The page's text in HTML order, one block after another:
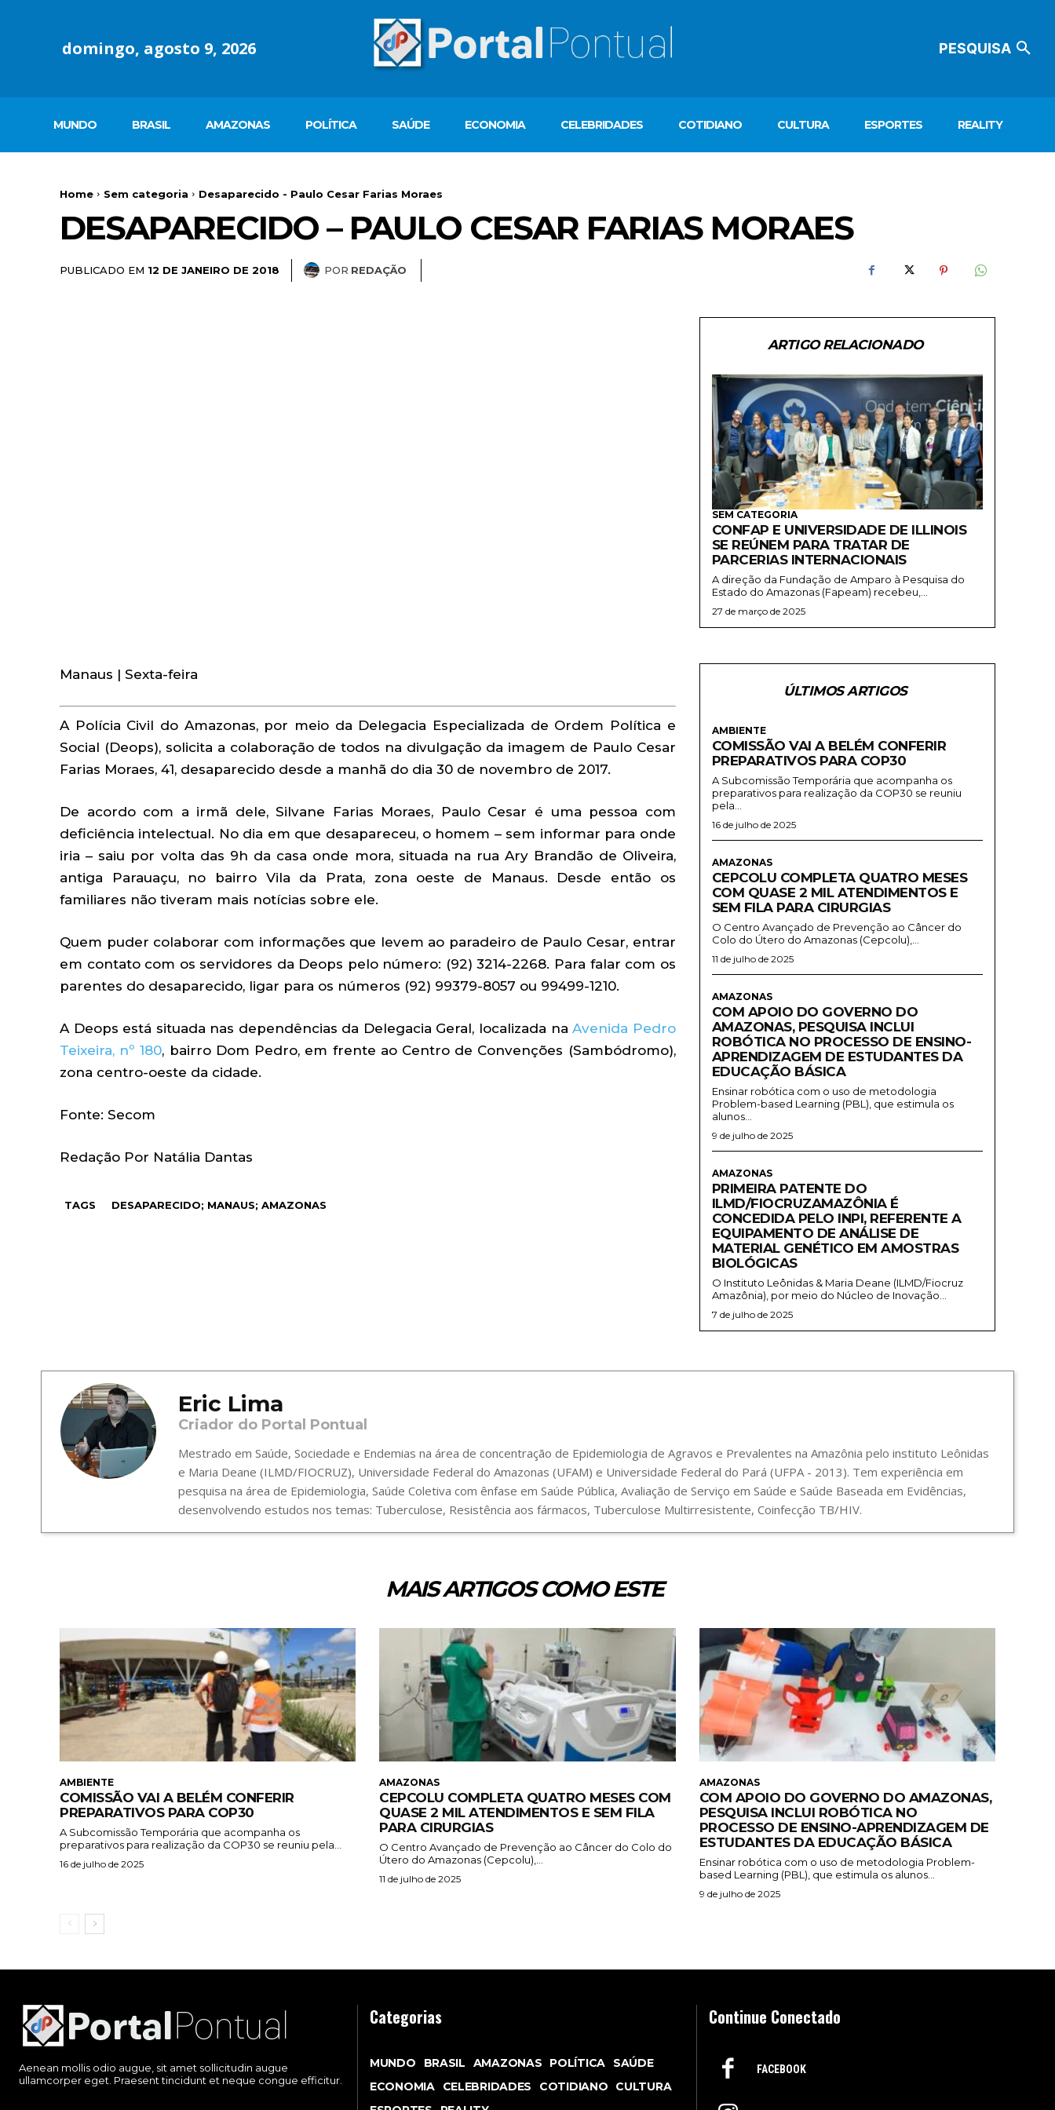
domingo, agosto 9, 2026 PESQUISA
MUNDO BRASIL AMAZONAS POLÍTICA SAÚDE ECONOMIA CELEBRIDADES COTIDIANO CULTURA ESPORTES REALITY
Home Sem categoria Desaparecido - Paulo Cesar Farias Moraes
DESAPARECIDO – PAULO CESAR FARIAS MORAES
PUBLICADO EM 12 DE JANEIRO DE 2018 POR REDAÇÃO
ARTIGO RELACIONADO
SEM CATEGORIA
CONFAP E UNIVERSIDADE DE ILLINOIS
SE REÚNEM PARA TRATAR DE
PARCERIAS INTERNACIONAIS
A direção da Fundação de Amparo à Pesquisa do
Estado do Amazonas (Fapeam) recebeu,...
27 de março de 2025
Manaus | Sexta-feira
A Polícia Civil do Amazonas, por meio da Delegacia Especializada de Ordem Política e
Social (Deops), solicita a colaboração de todos na divulgação da imagem de Paulo Cesar
Farias Moraes, 41, desaparecido desde a manhã do dia 30 de novembro de 2017.
De acordo com a irmã dele, Silvane Farias Moraes, Paulo Cesar é uma pessoa com
deficiência intelectual. No dia em que desapareceu, o homem – sem informar para onde
iria – saiu por volta das 9h da casa onde mora, situada na rua Ary Brandão de Oliveira,
antiga Parauaçu, no bairro Vila da Prata, zona oeste de Manaus. Desde então os
familiares não tiveram mais notícias sobre ele.
Quem puder colaborar com informações que levem ao paradeiro de Paulo Cesar, entrar
em contato com os servidores da Deops pelo número: (92) 3214-2268. Para falar com os
parentes do desaparecido, ligar para os números (92) 99379-8057 ou 99499-1210.
A Deops está situada nas dependências da Delegacia Geral, localizada naAvenida Pedro
Teixeira, nº 180, bairro Dom Pedro, em frente ao Centro de Convenções (Sambódromo),
zona centro-oeste da cidade.
Fonte: Secom
Redação Por Natália Dantas
TAGS DESAPARECIDO; MANAUS; AMAZONAS
ÚLTIMOS ARTIGOS
AMBIENTE
COMISSÃO VAI A BELÉM CONFERIR
PREPARATIVOS PARA COP30
A Subcomissão Temporária que acompanha os
preparativos para realização da COP30 se reuniu
pela...
16 de julho de 2025
AMAZONAS
CEPCOLU COMPLETA QUATRO MESES
COM QUASE 2 MIL ATENDIMENTOS E
SEM FILA PARA CIRURGIAS
O Centro Avançado de Prevenção ao Câncer do
Colo do Útero do Amazonas (Cepcolu),...
11 de julho de 2025
AMAZONAS
COM APOIO DO GOVERNO DO
AMAZONAS, PESQUISA INCLUI
ROBÓTICA NO PROCESSO DE ENSINO-
APRENDIZAGEM DE ESTUDANTES DA
EDUCAÇÃO BÁSICA
Ensinar robótica com o uso de metodologia
Problem-based Learning (PBL), que estimula os
alunos...
9 de julho de 2025
AMAZONAS
PRIMEIRA PATENTE DO
ILMD/FIOCRUZAMAZÔNIA É
CONCEDIDA PELO INPI, REFERENTE A
EQUIPAMENTO DE ANÁLISE DE
MATERIAL GENÉTICO EM AMOSTRAS
BIOLÓGICAS
O Instituto Leônidas & Maria Deane (ILMD/Fiocruz
Amazônia), por meio do Núcleo de Inovação...
7 de julho de 2025
Eric Lima
Criador do Portal Pontual
Mestrado em Saúde, Sociedade e Endemias na área de concentração de Epidemiologia de Agravos e Prevalentes na Amazônia pelo instituto Leônidas
e Maria Deane (ILMD/FIOCRUZ), Universidade Federal do Amazonas (UFAM) e Universidade Federal do Pará (UFPA - 2013). Tem experiência em
pesquisa na área de Epidemiologia, Saúde Coletiva com ênfase em Saúde Pública, Avaliação de Serviço em Saúde e Saúde Baseada em Evidências,
desenvolvendo estudos nos temas: Tuberculose, Resistência aos fármacos, Tuberculose Multirresistente, Coinfecção TB/HIV.
MAIS ARTIGOS COMO ESTE
AMBIENTE
COMISSÃO VAI A BELÉM CONFERIR
PREPARATIVOS PARA COP30
A Subcomissão Temporária que acompanha os
preparativos para realização da COP30 se reuniu pela...
16 de julho de 2025
AMAZONAS
CEPCOLU COMPLETA QUATRO MESES COM
QUASE 2 MIL ATENDIMENTOS E SEM FILA
PARA CIRURGIAS
O Centro Avançado de Prevenção ao Câncer do Colo do
Útero do Amazonas (Cepcolu),...
11 de julho de 2025
AMAZONAS
COM APOIO DO GOVERNO DO AMAZONAS,
PESQUISA INCLUI ROBÓTICA NO
PROCESSO DE ENSINO-APRENDIZAGEM DE
ESTUDANTES DA EDUCAÇÃO BÁSICA
Ensinar robótica com o uso de metodologia Problem-
based Learning (PBL), que estimula os alunos...
9 de julho de 2025
Aenean mollis odio augue, sit amet sollicitudin augue
ullamcorper eget. Praesent tincidunt et neque congue efficitur.
Categorias
MUNDO BRASIL AMAZONAS POLÍTICA
SAÚDE
ECONOMIA
CELEBRIDADES COTIDIANO
CULTURA
Continue Conectado
FACEBOOK